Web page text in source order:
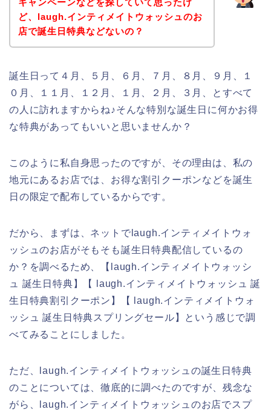
キャンペーンなどを探していて思ったけ
ど、laugh.インティメイトウォッシュのお
店で誕生日特典などないの？
誕生日って４月、５月、６月、７月、８月、９月、１
０月、１１月、１２月、１月、２月、３月、とすべて
の人に訪れますからね♪そんな特別な誕生日に何かお得
な特典があってもいいと思いませんか？
このように私自身思ったのですが、その理由は、私の
地元にあるお店では、お得な割引クーポンなどを誕生
日の限定で配布しているからです。
だから、まずは、ネットでlaugh.インティメイトウォ
ッシュのお店がそもそも誕生日特典配信しているの
か？を調べるため、【laugh.インティメイトウォッシ
ュ 誕生日特典】【 laugh.インティメイトウォッシュ 誕
生日特典割引クーポン】【 laugh.インティメイトウォ
ッシュ 誕生日特典スプリングセール】という感じで調
べてみることにしました。
ただ、laugh.インティメイトウォッシュの誕生日特典
のことについては、徹底的に調べたのですが、残念な
がら、laugh.インティメイトウォッシュのお店でスプ